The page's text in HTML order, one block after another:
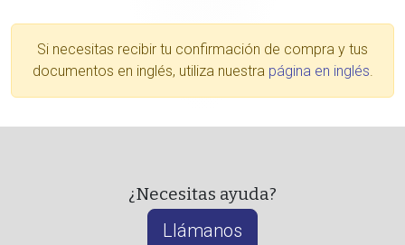
Si necesitas recibir tu confirmación de compra y tus
documentos en inglés, utiliza nuestra página en inglés.
¿Necesitas ayuda?
Llámanos